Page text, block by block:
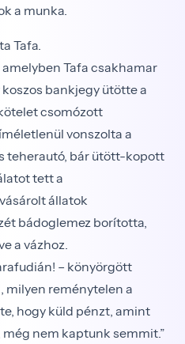
a munka.
Tafa.
Tafa csakhamar
bankjegy ütötte a
csomózott
vonszolta a
teherautó, bár ütött-kopott
tett a
állatok
bádoglemez borította,
a vázhoz.
– könyörgött
milyen reménytelen a
hogy küld pénzt, amint
még nem kaptunk semmit.”